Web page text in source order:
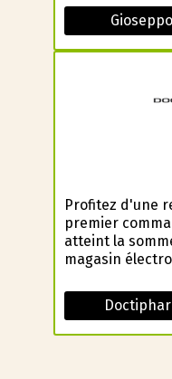
Profitez d'une
premier
atteint la
magasin